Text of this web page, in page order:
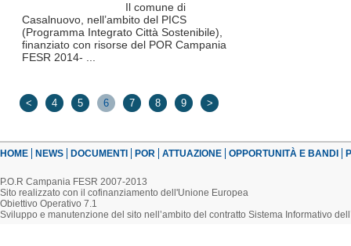
Il comune di
Casalnuovo, nell’ambito del PICS
(Programma Integrato Città Sostenibile),
finanziato con risorse del POR Campania
FESR 2014- ...
< 4 5 6 7 8 9 >
HOME NEWS DOCUMENTI POR ATTUAZIONE OPPORTUNITÀ E BANDI
P.O.R Campania FESR 2007-2013
Sito realizzato con il cofinanziamento dell'Unione Europea
Obiettivo Operativo 7.1
Sviluppo e manutenzione del sito nell’ambito del contratto Sistema Informativo